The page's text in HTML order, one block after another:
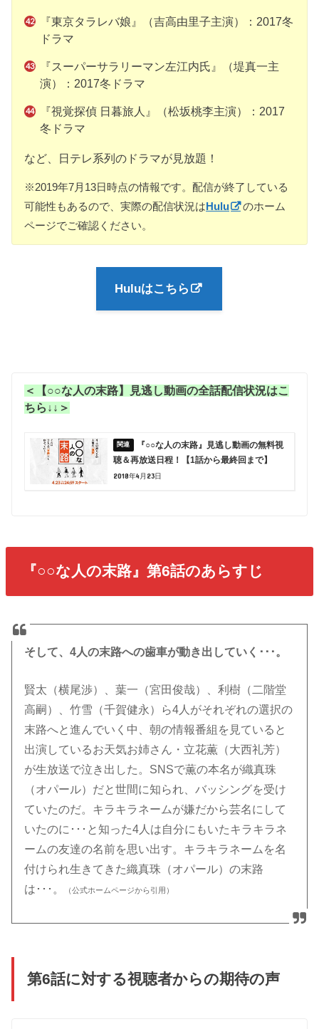
『東京タラレバ娘』（吉高由里子主演）：2017冬
ドラマ
『スーパーサラリーマン左江内氏』（堤真一主
演）：2017冬ドラマ
『視覚探偵 日暮旅人』（松坂桃李主演）：2017
冬ドラマ
など、日テレ系列のドラマが見放題！
※2019年7月13日時点の情報です。配信が終了している
可能性もあるので、実際の配信状況はHulu
のホーム
ページでご確認ください。
Huluはこちら
＜【○○な人の末路】見逃し動画の全話配信状況はこ
ちら↓↓＞
『○○な人の末路』見逃し動画の無料視
聴＆再放送日程！【1話から最終回まで】
2018年4月23日
『○○な人の末路』第6話のあらすじ
そして、4人の末路への歯車が動き出していく･･･。
賢太（横尾渉）、葉一（宮田俊哉）、利樹（二階堂
高嗣）、竹雪（千賀健永）ら4人がそれぞれの選択の
末路へと進んでいく中、朝の情報番組を見ていると
出演しているお天気お姉さん・立花薫（大西礼芳）
が生放送で泣き出した。SNSで薫の本名が織真珠
（オパール）だと世間に知られ、バッシングを受け
ていたのだ。キラキラネームが嫌だから芸名にして
いたのに･･･と知った4人は自分にもいたキラキラネ
ームの友達の名前を思い出す。キラキラネームを名
付けられ生きてきた織真珠（オパール）の末路
は･･･。
（公式ホームページから引用）
第6話に対する視聴者からの期待の声